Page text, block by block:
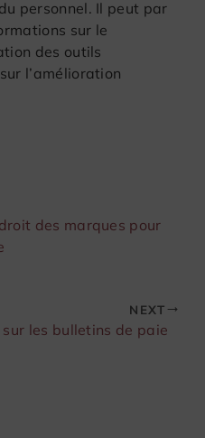
personnel. Il peut par
sur le
des outils
l’amélioration
des marques pour
NEXT
les bulletins de paie